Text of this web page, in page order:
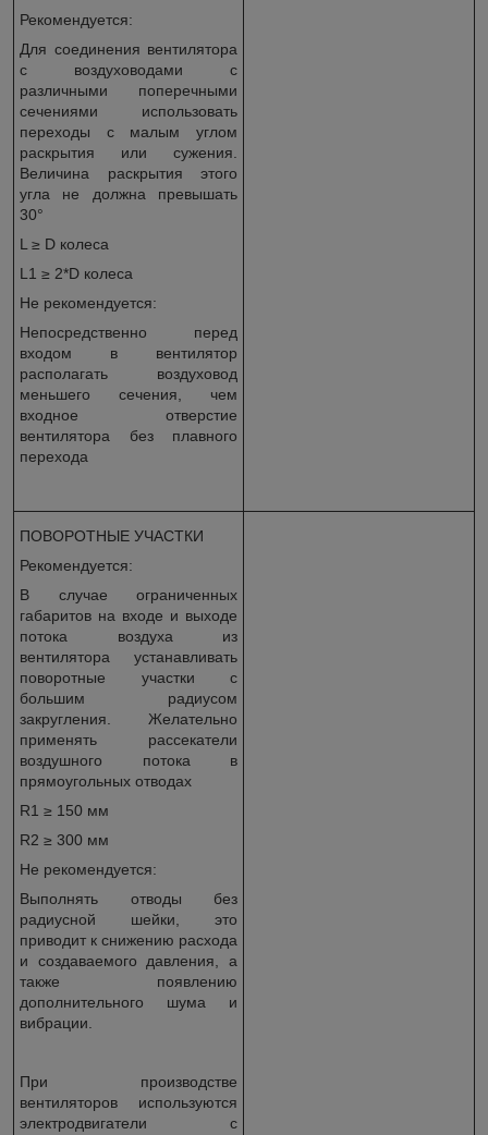
Рекомендуется:
Для соединения вентилятора
с воздуховодами с
различными поперечными
сечениями использовать
переходы с малым углом
раскрытия или сужения.
Величина раскрытия этого
угла не должна превышать
30°
L ≥ D колеса
L1 ≥ 2*D колеса
Не рекомендуется:
Непосредственно перед
входом в вентилятор
располагать воздуховод
меньшего сечения, чем
входное отверстие
вентилятора без плавного
перехода
ПОВОРОТНЫЕ УЧАСТКИ
Рекомендуется:
В случае ограниченных
габаритов на входе и выходе
потока воздуха из
вентилятора устанавливать
поворотные участки с
большим радиусом
закругления. Желательно
применять рассекатели
воздушного потока в
прямоугольных отводах
R1 ≥ 150 мм
R2 ≥ 300 мм
Не рекомендуется:
Выполнять отводы без
радиусной шейки, это
приводит к снижению расхода
и создаваемого давления, а
также появлению
дополнительного шума и
вибрации.
При производстве
вентиляторов используются
электродвигатели с